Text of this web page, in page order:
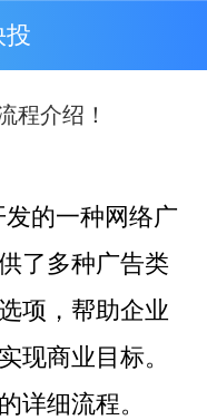
投
程介绍！
的一种网络广
了多种广告类
项，帮助企业
现商业目标。
的详细流程。